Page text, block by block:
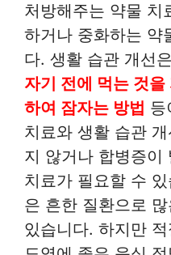
처방해주는 약물 치
하거나 중화하는 약
다. 생활 습관 개선은
자기 전에 먹는 것
하여 잠자는 방법 등
치료와 생활 습관
지 않거나 합병증이
치료가 필요할 수
은 흔한 질환으로
있습니다. 하지만